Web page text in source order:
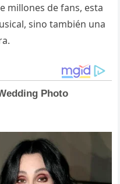
millones de fans, esta
sino también una